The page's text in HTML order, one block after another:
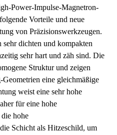
Power-Impulse-Magnetron-
Vorteile und neue
von Präzisionswerkzeugen.
dichten und kompakten
sehr hart und zäh sind. Die
Struktur und zeigen
eine gleichmäßige
weist eine sehr hohe
für eine hohe
hohe
Schicht als Hitzeschild, um